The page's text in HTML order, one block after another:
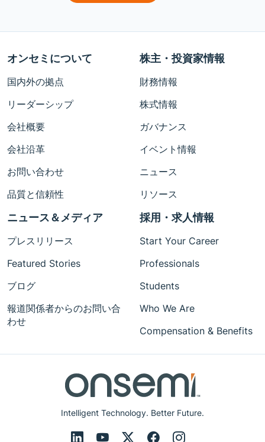
Intelligent Technology. Better Future.
オンセミについて
国内外の拠点
リーダーシップ
会社概要
会社沿革
お問い合わせ
品質と信頼性
株主・投資家情報
財務情報
株式情報
ガバナンス
イベント情報
ニュース
リソース
ニュース＆メディア
プレスリリース
Featured Stories
ブログ
報道関係者からのお問い合
わせ
採用・求人情報
Start Your Career
Professionals
Students
Who We Are
Compensation & Benefits